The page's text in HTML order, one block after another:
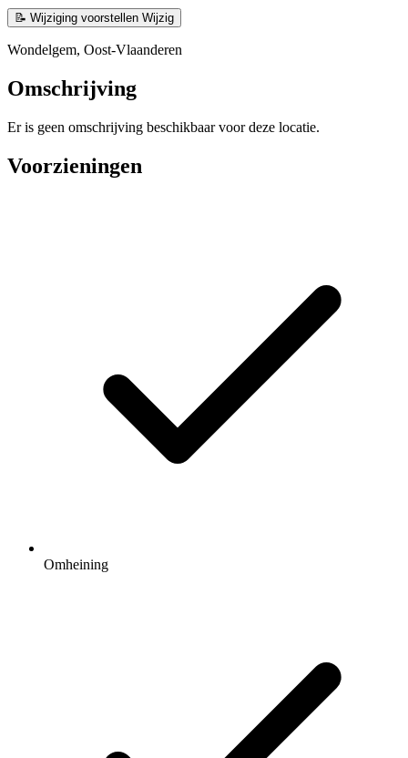
📝 Wijziging voorstellen Wijzig
Wondelgem, Oost-Vlaanderen
Omschrijving
Er is geen omschrijving beschikbaar voor deze locatie.
Voorzieningen
Omheining